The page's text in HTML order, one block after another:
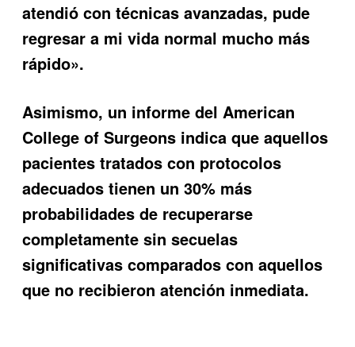
atendió con técnicas avanzadas, pude
regresar a mi vida normal mucho más
rápido».
Asimismo, un informe del American
College of Surgeons indica que aquellos
pacientes tratados con protocolos
adecuados tienen un 30% más
probabilidades de recuperarse
completamente sin secuelas
significativas comparados con aquellos
que no recibieron atención inmediata.